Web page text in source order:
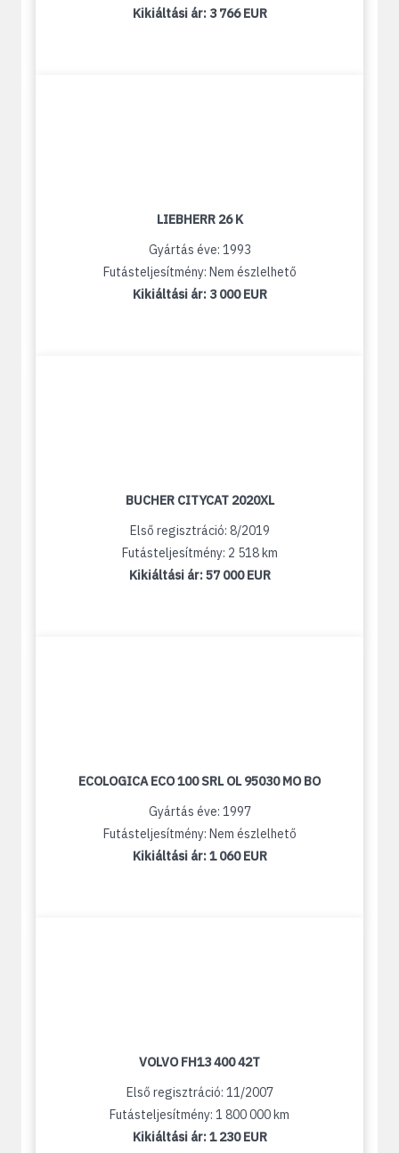
Kikiáltási ár: 3 766 EUR
LIEBHERR 26 K
Gyártás éve: 1993
Futásteljesítmény: Nem észlelhető
Kikiáltási ár: 3 000 EUR
BUCHER CITYCAT 2020XL
Első regisztráció: 8/2019
Futásteljesítmény: 2 518 km
Kikiáltási ár:57 000 EUR
ECOLOGICA ECO 100 SRL OL 95030 MO BO
Gyártás éve: 1997
Futásteljesítmény: Nem észlelhető
Kikiáltási ár:1 060 EUR
VOLVO FH13 400 42T
Első regisztráció: 11/2007
Futásteljesítmény: 1 800 000 km
Kikiáltási ár:1 230 EUR